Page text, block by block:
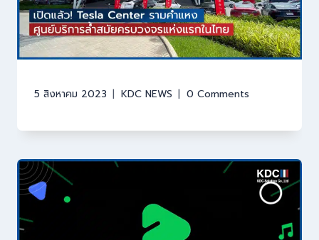
5 สิงหาคม 2023 KDC NEWS 0 Comments